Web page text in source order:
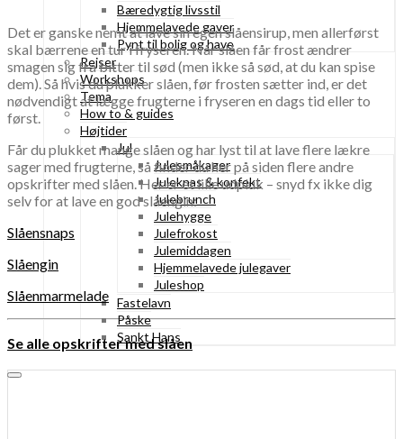
Bæredygtig livsstil
Hjemmelavede gaver
Pynt til bolig og have
Rejser
Workshops
Tema
How to & guides
Højtider
Jul
Julesmåkager
Juleknas & konfekt
Julebrunch
Julehygge
Julefrokost
Julemiddagen
Hjemmelavede julegaver
Juleshop
Fastelavn
Påske
Sankt Hans
Det er ganske nemt at lave sin egen slåensirup, men allerførst
skal bærrene en tur i fryseren. Når slåen får frost ændrer
smagen sig fra bitter til sød (men ikke så sød, at du kan spise
dem). Så hvis du plukker slåen, før frosten sætter ind, er det
nødvendigt at lægge frugterne i fryseren en dags tid eller to
først.
Får du plukket mange slåen og har lyst til at lave flere lækre
sager med frugterne, så finder du her på siden flere andre
opskrifter med slåen. Her er et lille udpluk – snyd fx ikke dig
selv for at lave en god slåengin:
Slåensnaps
Slåengin
Slåenmarmelade
Se alle opskrifter med slåen